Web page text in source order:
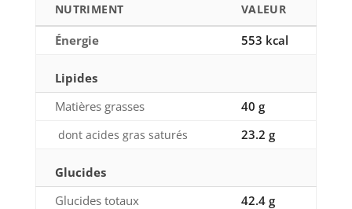
NUTRIMENT VALEUR
Énergie 553 kcal
Lipides
Matières grasses
40 g
dont acides gras saturés 23.2 g
Glucides
Glucides totaux
42.4 g